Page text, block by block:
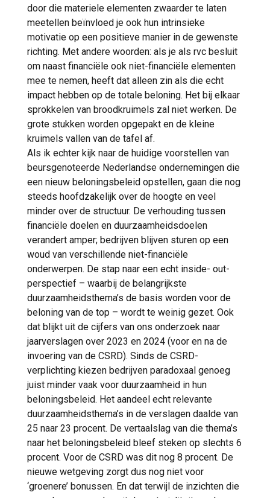
door die materiele elementen zwaarder te laten
meetellen beïnvloed je ook hun intrinsieke
motivatie op een positieve manier in de gewenste
richting. Met andere woorden: als je als rvc besluit
om naast financiële ook niet-financiële elementen
mee te nemen, heeft dat alleen zin als die echt
impact hebben op de totale beloning. Het bij elkaar
sprokkelen van broodkruimels zal niet werken. De
grote stukken worden opgepakt en de kleine
kruimels vallen van de tafel af.
Als ik echter kijk naar de huidige voorstellen van
beursgenoteerde Nederlandse ondernemingen die
een nieuw beloningsbeleid opstellen, gaan die nog
steeds hoofdzakelijk over de hoogte en veel
minder over de structuur. De verhouding tussen
financiële doelen en duurzaamheidsdoelen
verandert amper; bedrijven blijven sturen op een
woud van verschillende niet-financiële
onderwerpen. De stap naar een echt inside- out-
perspectief – waarbij de belangrijkste
duurzaamheidsthema’s de basis worden voor de
beloning van de top – wordt te weinig gezet. Ook
dat blijkt uit de cijfers van ons onderzoek naar
jaarverslagen over 2023 en 2024 (voor en na de
invoering van de CSRD). Sinds de CSRD-
verplichting kiezen bedrijven paradoxaal genoeg
juist minder vaak voor duurzaamheid in hun
beloningsbeleid. Het aandeel echt relevante
duurzaamheidsthema’s in de verslagen daalde van
25 naar 23 procent. De vertaalslag van die thema’s
naar het beloningsbeleid bleef steken op slechts 6
procent. Voor de CSRD was dit nog 8 procent. De
nieuwe wetgeving zorgt dus nog niet voor
‘groenere’ bonussen. En dat terwijl de inzichten die